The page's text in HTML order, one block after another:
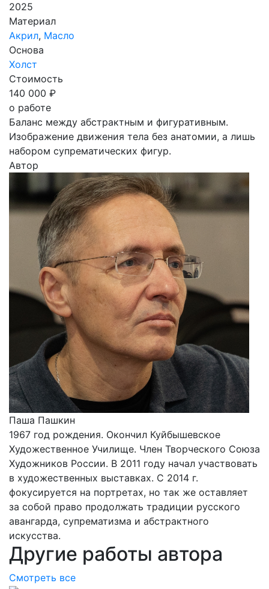
2025
Материал
Акрил, Масло
Основа
Холст
Стоимость
140 000 ₽
о работе
Баланс между абстрактным и фигуративным.
Изображение движения тела без анатомии, а лишь
набором супрематических фигур.
Автор
Паша Пашкин
1967 год рождения. Окончил Куйбышевское
Художественное Училище. Член Творческого Союза
Художников России. В 2011 году начал участвовать
в художественных выставках. С 2014 г.
фокусируется на портретах, но так же оставляет
за собой право продолжать традиции русского
авангарда, супрематизма и абстрактного
искусства.
Другие работы автора
Смотреть все